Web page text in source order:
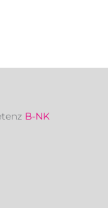
B-NK